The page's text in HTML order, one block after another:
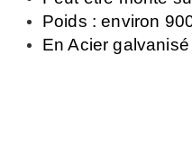
Poids : environ
En Acier galvanisé